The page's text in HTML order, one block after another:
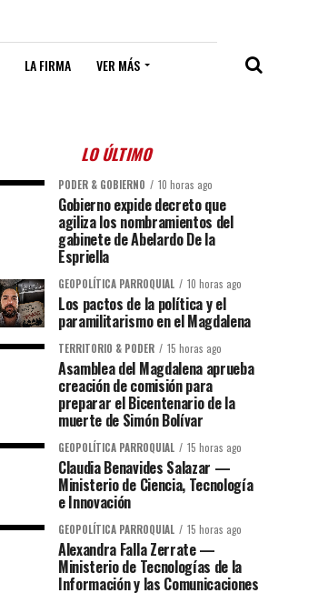
LA FIRMA VER MÁS
LO ÚLTIMO
PODER & GOBIERNO 10 horas ago
Gobierno expide decreto que
agiliza los nombramientos del
gabinete de Abelardo De la
Espriella
GEOPOLÍTICA PARROQUIAL 10 horas ago
Los pactos de la política y el
paramilitarismo en el Magdalena
TERRITORIO & PODER 15 horas ago
Asamblea del Magdalena aprueba
creación de comisión para
preparar el Bicentenario de la
muerte de Simón Bolívar
GEOPOLÍTICA PARROQUIAL 15 horas ago
Claudia Benavides Salazar —
Ministerio de Ciencia, Tecnología
e Innovación
GEOPOLÍTICA PARROQUIAL 15 horas ago
Alexandra Falla Zerrate —
Ministerio de Tecnologías de la
Información y las Comunicaciones